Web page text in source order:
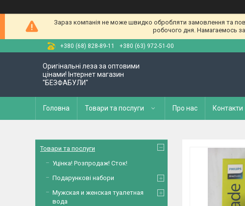
Зараз компанія не може швидко обробляти замовлення та
робочого дня. Намагаемось
+380 (68) 828-89-11 +380 (63) 972-51-00
Оригінальні леза за оптовими
цінами! Інтернет магазин
"БЕЗФАБУЛИ"
Головна Товари та послуги Про нас Контакти
Товари та послуги
Уцінка! Розпродаж! Сток!
Подарункові набори
Мужская и женская туалетная
вода